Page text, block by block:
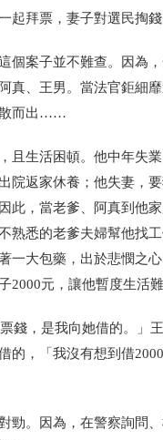
起拜票，妻子對選民掏
個案子並不難查。因為
真、王男。當法官鉅細
散而出……
且生活困頓。他中年失
院返家休養；他失妻，
此，當老爹、阿真到他
熟悉的老爹夫婦幫他找
一大包藥，出於悲憫之
2000元，讓他暫度生活難
票錢，是我向她借的。」
的，「我沒有想到借
勁。因為，在警察詢問、